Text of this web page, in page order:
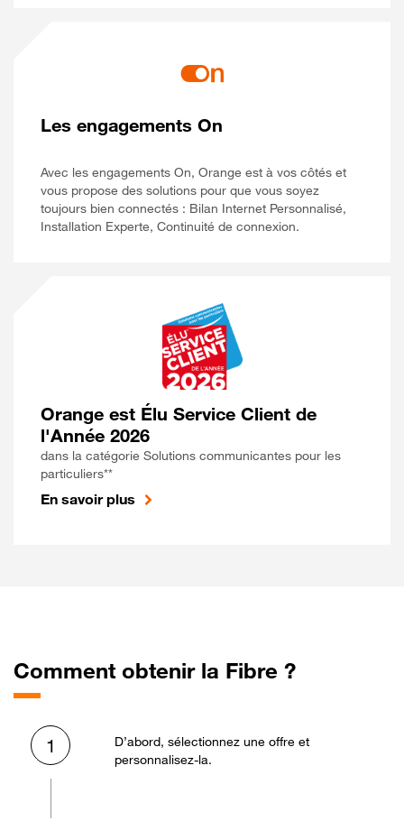
Les engagements On
Avec les engagements On, Orange est à vos côtés et
vous propose des solutions pour que vous soyez
toujours bien connectés : Bilan Internet Personnalisé,
Installation Experte, Continuité de connexion.
Orange est Élu Service Client de
l'Année 2026
dans la catégorie Solutions communicantes pour les
particuliers**
En savoir plus
Comment obtenir la Fibre ?
1
D’abord, sélectionnez une offre et
personnalisez-la.